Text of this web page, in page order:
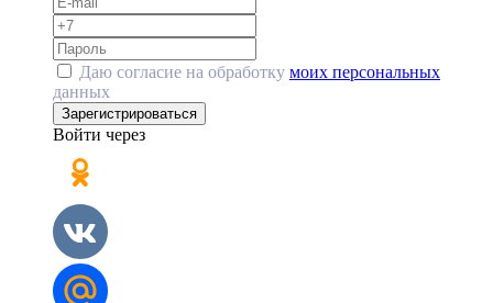
Даю согласие на обработку моих персональных
данных
Зарегистрироваться
Войти через